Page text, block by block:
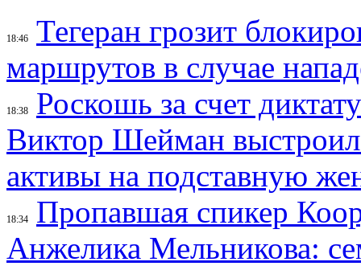
18:46
Тегеран грозит
маршрутов в случае
18:38
Роскошь за счет
Виктор Шейман выстроил
активы на подставную
18:34
Пропавшая спикер
Анжелика Мельникова: